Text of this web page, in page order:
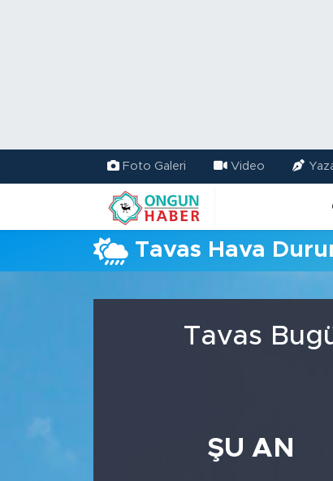
Foto Galeri Video
Tavas Hava
Tavas
ŞU AN
Trafik Durumu
TFF 2.Lig Kırmızı Grup Puan Durumu ve
Tüm Manşetler